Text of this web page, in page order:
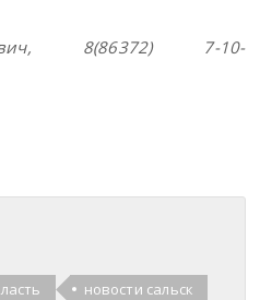
8(86372) 7-10-
новости сальск